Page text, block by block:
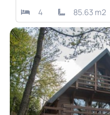
4 85.63 m2